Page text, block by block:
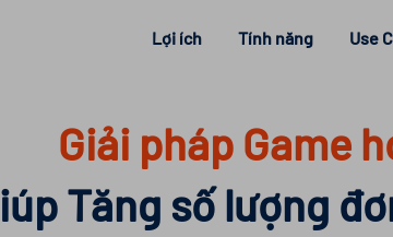
Tính năng
Lợi ích Use
Giải pháp Game
Tăng số lượng